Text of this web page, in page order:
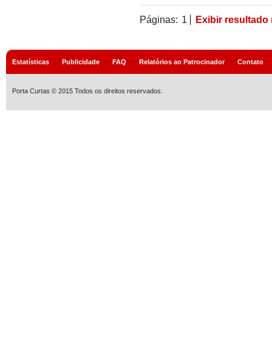
Páginas: 1 Exibir resultado
Estatísticas | Publicidade | FAQ | Relatórios ao Patrocinador| Contato
Porta Curtas © 2015 Todos os direitos reservados.